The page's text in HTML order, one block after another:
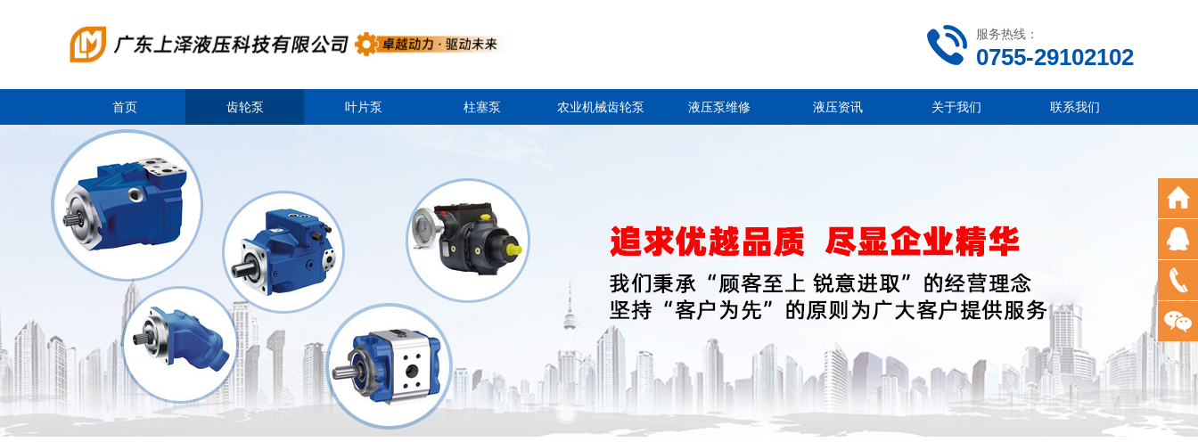
服务热线：
0755-29102102
首页 齿轮泵 叶片泵 柱塞泵 农业机械齿轮泵 液压泵维修 液压资讯 关于我们 联系我们